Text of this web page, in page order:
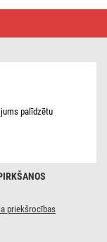
priekšrocības
palīdzētu